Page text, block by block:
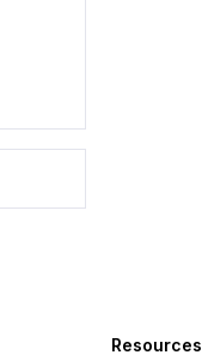
Resources